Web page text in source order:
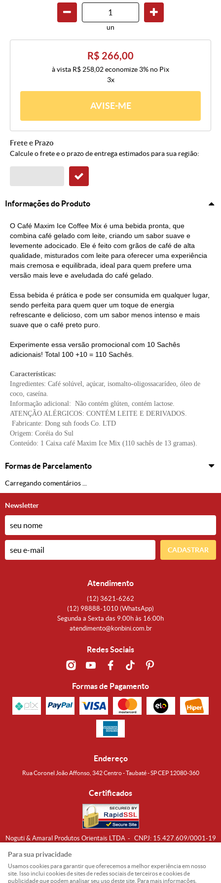
un
R$ 266,00
à vista R$ 258,02economize 3% no Pix
3x
AVISE-ME
Frete e Prazo
Calcule o frete e o prazo de entrega estimados para sua região:
Informações do Produto
O Café Maxim Ice Coffee Mix é uma bebida pronta, que
combina café gelado com leite, criando um sabor suave e
levemente adocicado. Ele é feito com grãos de café de alta
qualidade, misturados com leite para oferecer uma experiência
mais cremosa e equilibrada, ideal para quem prefere uma
versão mais leve e aveludada do café gelado.
Essa bebida é prática e pode ser consumida em qualquer lugar,
sendo perfeita para quem quer um toque de energia
refrescante e delicioso, com um sabor menos intenso e mais
suave que o café preto puro.
Experimente essa versão promocional com 10 Sachês
adicionais! Total 100 +10 = 110 Sachês.
Características:
Ingredientes: Café solúvel, açúcar, isomalto-oligossacarídeo, óleo de
coco, caseína.
Informação adicional: Não contém glúten, contém lactose.
ATENÇÃO ALÉRGICOS: CONTÉM LEITE E DERIVADOS.
Fabricante: Dong suh foods Co. LTD
Origem: Coréia do Sul
Conteúdo: 1 Caixa café Maxim Ice Mix (110 sachês de 13 gramas).
Formas de Parcelamento
Carregando comentários ...
Newsletter
CADASTRAR
Atendimento
(12) 3621-6262
(12) 98888-1010 (WhatsApp)
Segunda a Sexta das 9:00h às 16:00h
atendimento@konbini.com.br
Redes Sociais
Formas de Pagamento
Endereço
Rua Coronel João Affonso, 342 Centro - Taubaté - SP CEP 12080-360
Certificados
Noguti & Amaral Produtos Orientais LTDA CNPJ: 15.427.609/0001-19
Para sua privacidade
Usamos cookies para garantir que oferecemos a melhor experiência em nosso
site. Isso inclui cookies de sites de redes sociais de terceiros e cookies de
publicidade que podem analisar seu uso deste site. Para mais informações,